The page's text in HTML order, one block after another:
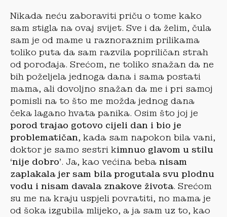
Nikada neću zaboraviti priču o tome kako
sam stigla na ovaj svijet. Sve i da želim, čula
sam je od mame u raznoraznim prilikama
toliko puta da sam razvila popriličan strah
od porođaja. Srećom, ne toliko snažan da ne
bih poželjela jednoga dana i sama postati
mama, ali dovoljno snažan da me i pri samoj
pomisli na to što me možda jednog dana
čeka lagano hvata panika. Osim što joj je
porod trajao gotovo cijeli dan i bio je
problematičan, kada sam napokon bila vani,
doktor je samo sestri kimnuo glavom u stilu
‘nije dobro’. Ja, kao većina beba nisam
zaplakala jer sam bila progutala svu plodnu
vodu i nisam davala znakove života. Srećom
su me na kraju uspjeli povratiti, no mama je
od šoka izgubila mlijeko, a ja sam uz to, kao